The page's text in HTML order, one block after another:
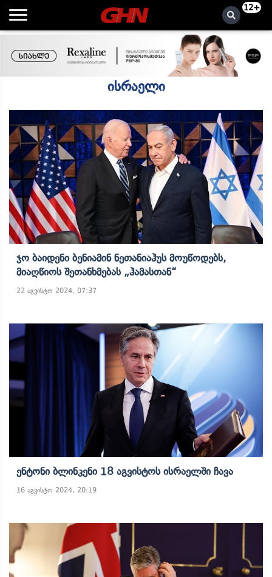
12+
ისრაელი
Ჯო Ბაიდენი Ბენიამინ Ნეთანიაჰუს Მოუწოდებს,
Მიაღწიოს Შეთანხმებას „ჰამასთან“
22 აგვისტო 2024, 07:37
Ენტონი Ბლინკენი 18 Აგვისტოს Ისრაელში Ჩავა
16 აგვისტო 2024, 20:19